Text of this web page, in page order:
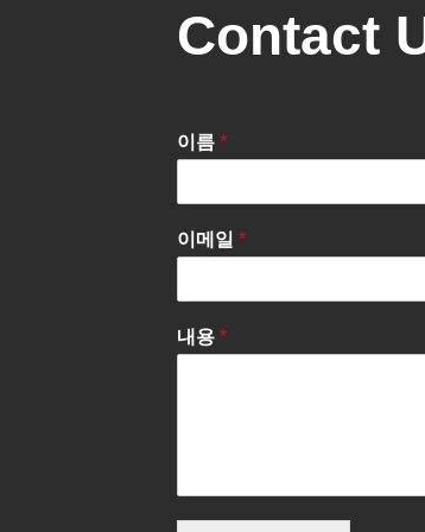
Contact
이름 *
이메일 *
내용 *